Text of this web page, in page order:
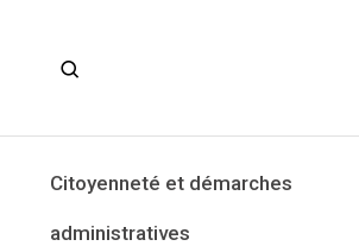
Citoyenneté et démarches
administratives